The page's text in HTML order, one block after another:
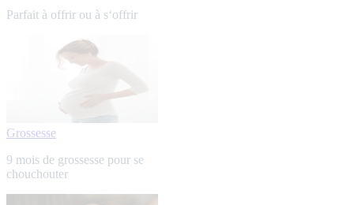
Parfait à offrir ou à s‘offrir
Grossesse
9 mois de grossesse pour se
chouchouter